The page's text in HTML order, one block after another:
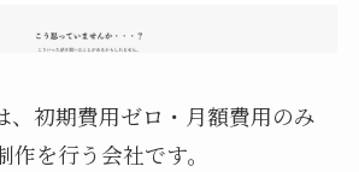
、初期費用ゼロ・月額費用のみ
を行う会社です。